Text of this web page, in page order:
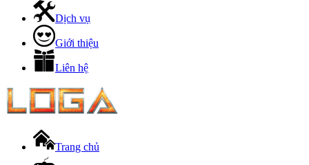
Dịch vụ
Giới thiệu
Liên hệ
Trang chủ